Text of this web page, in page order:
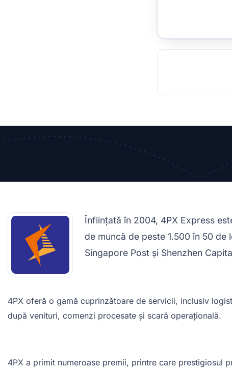
Înființată în 2004, 4PX Express
de muncă de peste 1.500 în 50
Singapore Post și Shenzhen
4PX oferă o gamă cuprinzătoare de servicii, inclusiv
după venituri, comenzi procesate și scară operațională.
4PX a primit numeroase premii, printre care prestigiosul